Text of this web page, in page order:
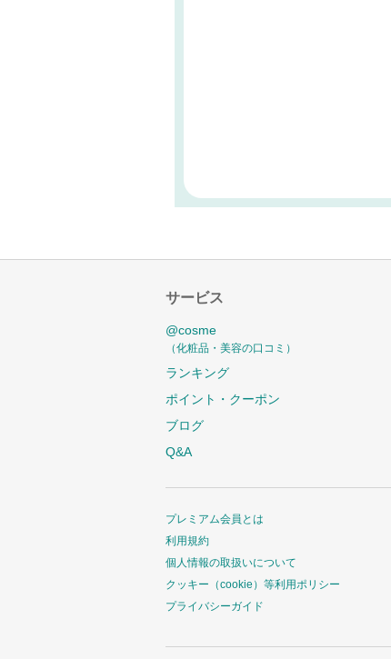
サービス
@cosme
（化粧品・美容の口コミ）
ランキング
ポイント・クーポン
ブログ
Q&A
プレミアム会員とは
利用規約
個人情報の取扱いについて
クッキー（cookie）等利用ポリシー
プライバシーガイド